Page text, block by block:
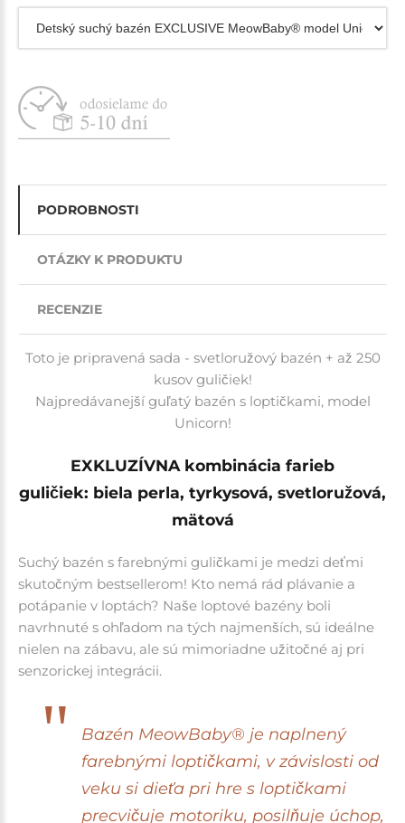
PODROBNOSTI
OTÁZKY K PRODUKTU
RECENZIE
Toto je pripravená sada - svetloružový bazén + až 250
kusov guličiek!
Najpredávanejší guľatý bazén s loptičkami, model
Unicorn!
EXKLUZÍVNA kombinácia farieb
guličiek: biela perla, tyrkysová, svetloružová,
mätová
Suchý bazén s farebnými guličkami je medzi deťmi
skutočným bestsellerom! Kto nemá rád plávanie a
potápanie v loptách? Naše loptové bazény boli
navrhnuté s ohľadom na tých najmenších, sú ideálne
nielen na zábavu, ale sú mimoriadne užitočné aj pri
senzorickej integrácii.
Bazén MeowBaby® je naplnený
farebnými loptičkami, v závislosti od
veku si dieťa pri hre s loptičkami
precvičuje motoriku, posilňuje úchop,